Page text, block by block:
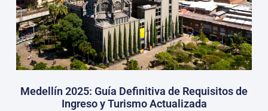
Medellín 2025: Guía Definitiva de Requisitos de
Ingreso y Turismo Actualizada